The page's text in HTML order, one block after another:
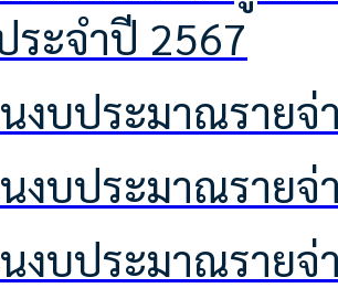
ระจำปี 2567
อนงบประมาณรา
อนงบประมาณรา
อนงบประมาณรา